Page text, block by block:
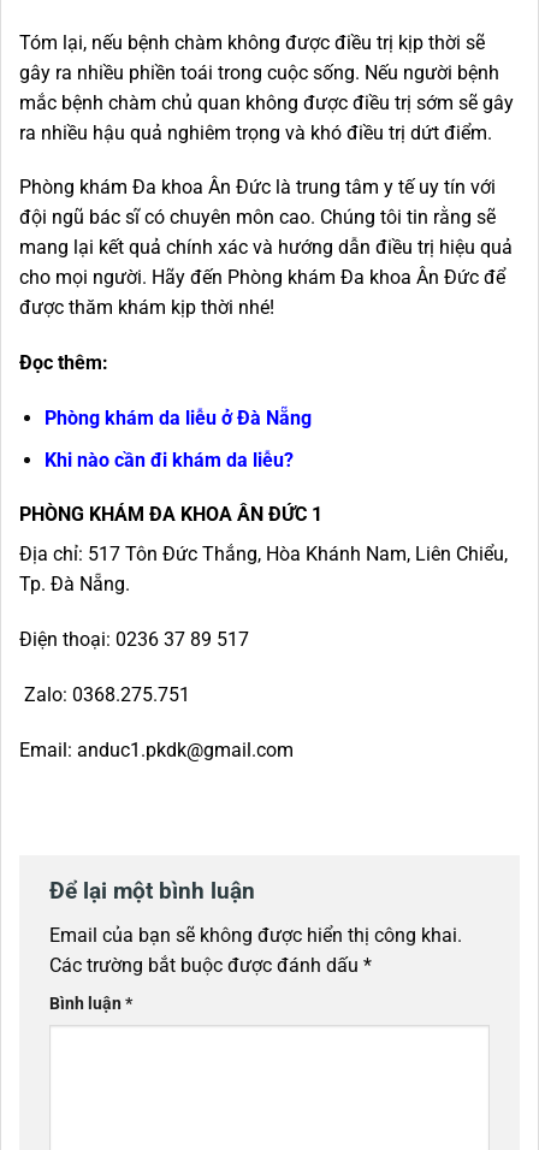
Tóm lại, nếu bệnh chàm không được điều trị kịp thời sẽ
gây ra nhiều phiền toái trong cuộc sống. Nếu người bệnh
mắc bệnh chàm chủ quan không được điều trị sớm sẽ gây
ra nhiều hậu quả nghiêm trọng và khó điều trị dứt điểm.
Phòng khám Đa khoa Ân Đức là trung tâm y tế uy tín với
đội ngũ bác sĩ có chuyên môn cao. Chúng tôi tin rằng sẽ
mang lại kết quả chính xác và hướng dẫn điều trị hiệu quả
cho mọi người. Hãy đến Phòng khám Đa khoa Ân Đức để
được thăm khám kịp thời nhé!
Đọc thêm:
Phòng khám da liễu ở Đà Nẵng
Khi nào cần đi khám da liễu?
PHÒNG KHÁM ĐA KHOA ÂN ĐỨC 1
Địa chỉ: 517 Tôn Đức Thắng, Hòa Khánh Nam, Liên Chiểu,
Tp. Đà Nẵng.
Điện thoại: 0236 37 89 517
Zalo: 0368.275.751
Email: anduc1.pkdk@gmail.com
Để lại một bình luận
Email của bạn sẽ không được hiển thị công khai.
Các trường bắt buộc được đánh dấu *
Bình luận*